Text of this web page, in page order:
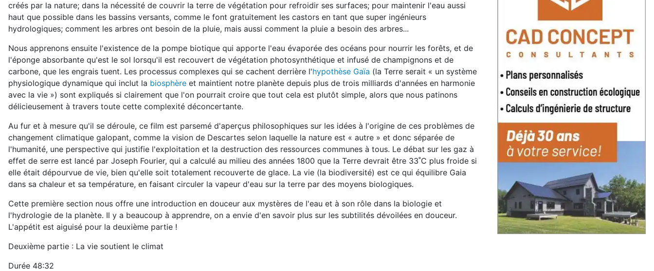
créés par la nature; dans la nécessité de couvrir la terre de végétation pour refroidir ses surfaces; pour maintenir l'eau aussi
haut que possible dans les bassins versants, comme le font gratuitement les castors en tant que super ingénieurs
hydrologiques; comment les arbres ont besoin de la pluie, mais aussi comment la pluie a besoin des arbres...
Nous apprenons ensuite l'existence de la pompe biotique qui apporte l'eau évaporée des océans pour nourrir les forêts, et de
l'éponge absorbante qu'est le sol lorsqu'il est recouvert de végétation photosynthétique et infusé de champignons et de
carbone, que les engrais tuent. Les processus complexes qui se cachent derrière l'hypothèse Gaïa (la Terre serait « un système
physiologique dynamique qui inclut la biosphère et maintient notre planète depuis plus de trois milliards d'années en harmonie
avec la vie ») sont expliqués si clairement que l'on pourrait croire que tout cela est plutôt simple, alors que nous patinons
délicieusement à travers toute cette complexité déconcertante.
Au fur et à mesure qu'il se déroule, ce film est parsemé d'aperçus philosophiques sur les idées à l'origine de ces problèmes de
changement climatique galopant, comme la vision de Descartes selon laquelle la nature est « autre » et donc séparée de
l'humanité, une perspective qui justifie l'exploitation et la destruction des ressources communes à tous. Le débat sur les gaz à
effet de serre est lancé par Joseph Fourier, qui a calculé au milieu des années 1800 que la Terre devrait être 33˚C plus froide si
elle était dépourvue de vie, bien qu'elle soit totalement recouverte de glace. La vie (la biodiversité) est ce qui équilibre Gaia
dans sa chaleur et sa température, en faisant circuler la vapeur d'eau sur la terre par des moyens biologiques.
Cette première section nous offre une introduction en douceur aux mystères de l'eau et à son rôle dans la biologie et
l'hydrologie de la planète. Il y a beaucoup à apprendre, on a envie d'en savoir plus sur les subtilités dévoilées en douceur.
L'appétit est aiguisé pour la deuxième partie !
Deuxième partie : La vie soutient le climat
Durée 48:32